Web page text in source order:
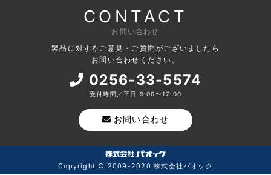
CONTACT
お問い合わせ
製品に対するご意見・ご質問がございましたら
お問い合わせください。
0256-33-5574
受付時間／平日 9:00〜17:00
お問い合わせ
Copyright © 2009-2020 株式会社パオック